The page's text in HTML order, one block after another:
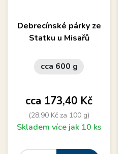
Debrecínské párky ze
Statku u Misařů
cca 600 g
Cena
cca 173,40 Kč
(28,90 Kč za 100 g)
Skladem více jak 10 ks